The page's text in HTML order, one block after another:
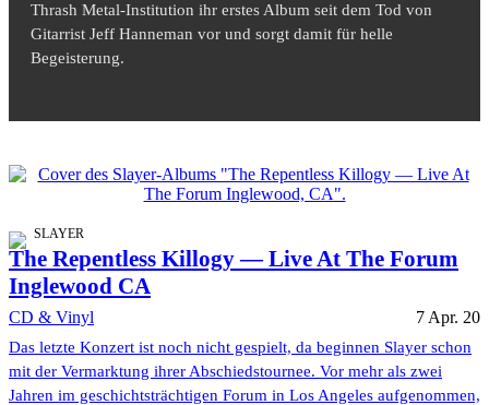
Thrash Metal-Institution ihr erstes Album seit dem Tod von
Gitarrist Jeff Hanneman vor und sorgt damit für helle
Begeisterung.
SLAYER
The Repentless Killogy — Live At The Forum
Inglewood CA
CD & Vinyl 7 Apr. 20
Das letzte Konzert ist noch nicht gespielt, da beginnen Slayer schon
mit der Vermarktung ihrer Abschiedstournee. Vor mehr als zwei
Jahren im geschichtsträchtigen Forum in Los Angeles aufgenommen,